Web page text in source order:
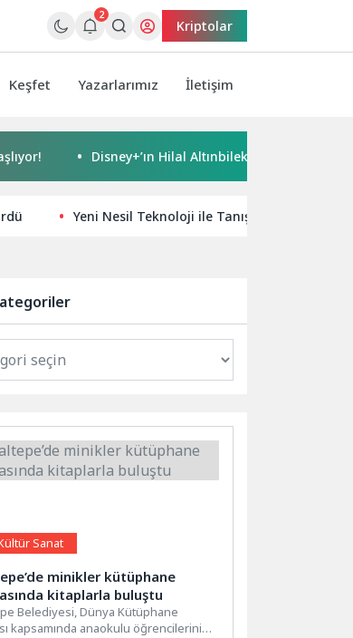
2
Kriptolar
Keşfet Yazarlarımız İletişim
Disney+’ın Hilal Altınbilek ve Serkan Çayoğlu’nun
Yeni Nesil Teknoloji ile Tanışın: SEO Uyumlu
Sanat
minikler kütüphane
kitaplarla buluştu
Belediyesi, Dünya Kütüphane
kapsamında anaokulu öğrencilerini